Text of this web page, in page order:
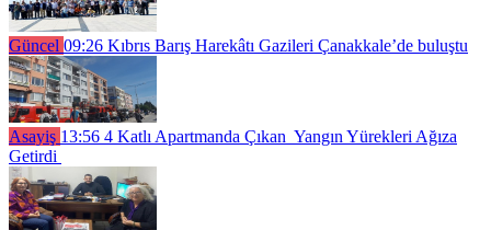
Güncel 09:26 Kıbrıs Barış Harekâtı Gazileri Çanakkale’de buluştu
Asayiş 13:56 4 Katlı Apartmanda Çıkan Yangın Yürekleri Ağıza
Getirdi